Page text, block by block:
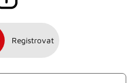
Registrovat